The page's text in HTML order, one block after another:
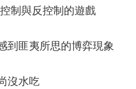
制與反控制的遊戲
匪夷所思的博弈現象
沒水吃